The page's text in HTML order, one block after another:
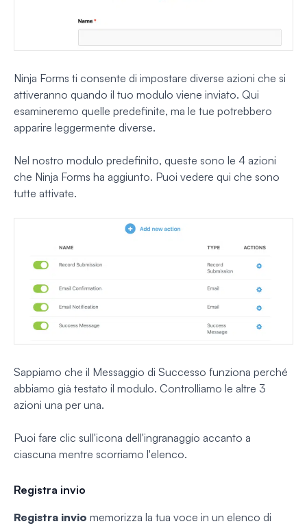
Ninja Forms ti consente di impostare diverse azioni che si
attiveranno quando il tuo modulo viene inviato. Qui
esamineremo quelle predefinite, ma le tue potrebbero
apparire leggermente diverse.
Nel nostro modulo predefinito, queste sono le 4 azioni
che Ninja Forms ha aggiunto. Puoi vedere qui che sono
tutte attivate.
Sappiamo che il Messaggio di Successo funziona perché
abbiamo già testato il modulo. Controlliamo le altre 3
azioni una per una.
Puoi fare clic sull'icona dell'ingranaggio accanto a
ciascuna mentre scorriamo l'elenco.
Registra invio
Registra invio memorizza la tua voce in un elenco di